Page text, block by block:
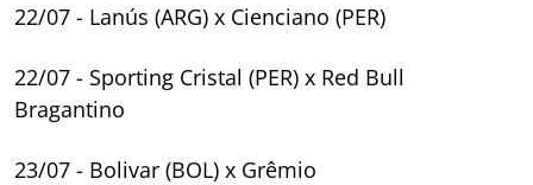
22/07 - Lanús (ARG) x Cienciano (PER)
22/07 - Sporting Cristal (PER) x Red Bull
Bragantino
23/07 - Bolivar (BOL) x Grêmio